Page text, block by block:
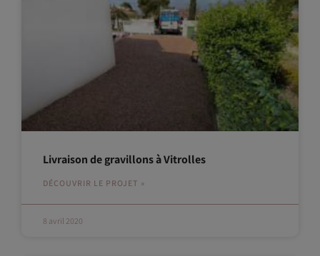
Livraison de gravillons à Vitrolles
DÉCOUVRIR LE PROJET »
8 avril 2020